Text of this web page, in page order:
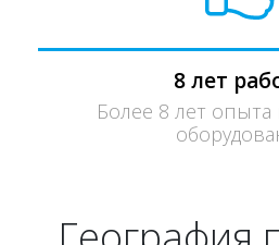
8 лет
Более 8 лет опыта